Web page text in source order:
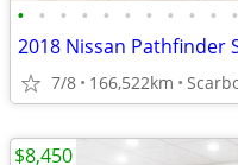
• • • • • • • • • • •
2018 Nissan Pathfinder
7/8 166,522km
$8,450